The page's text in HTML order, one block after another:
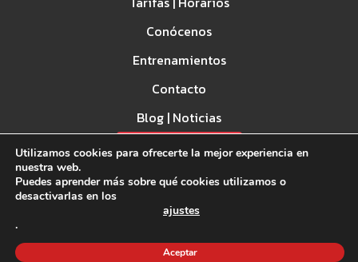
Conócenos
Entrenamientos
Contacto
Blog | Noticias
Spark Games
Utilizamos cookies para ofrecerte la mejor experiencia en
nuestra web.
Puedes aprender más sobre qué cookies utilizamos o
desactivarlas en los
ajustes
.
Aceptar